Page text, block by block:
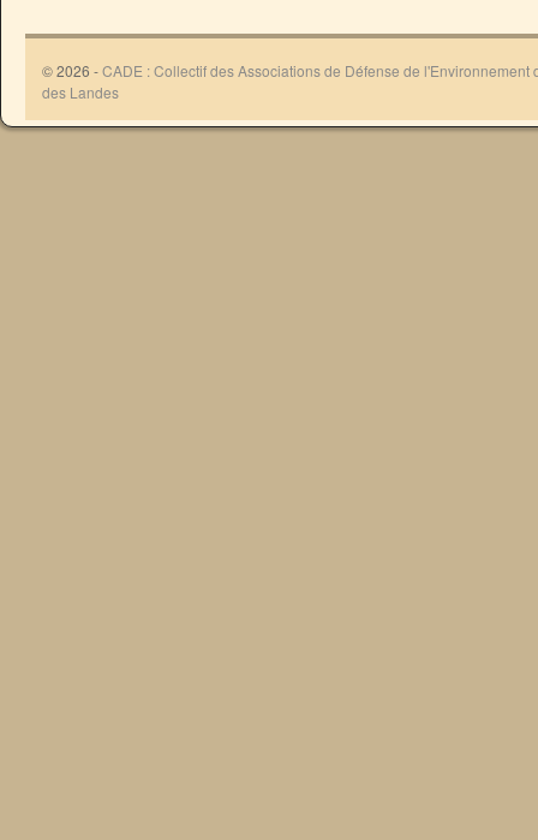
© 2026 -CADE : Collectif des Associations de Défense de l'Environnement
des Landes